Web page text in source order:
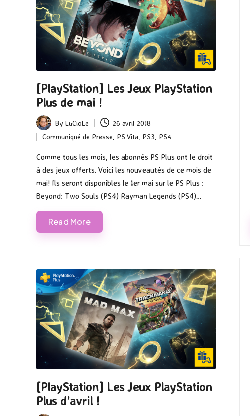
[PlayStation] Les Jeux PlayStation
Plus de mai !
Posted
by
By LuCioLe 26 avril 2018
Posted
in
Communiqué de Presse PS Vita PS3 PS4
Comme tous les mois, les abonnés PS Plus ont le droit
à des jeux offerts. Voici les nouveautés de ce mois de
mai! Ils seront disponibles le 1er mai sur le PS Plus :
Beyond: Two Souls (PS4) Rayman Legends (PS4)…
Read More
[PlayStation] Les Jeux PlayStation
Plus d’avril !